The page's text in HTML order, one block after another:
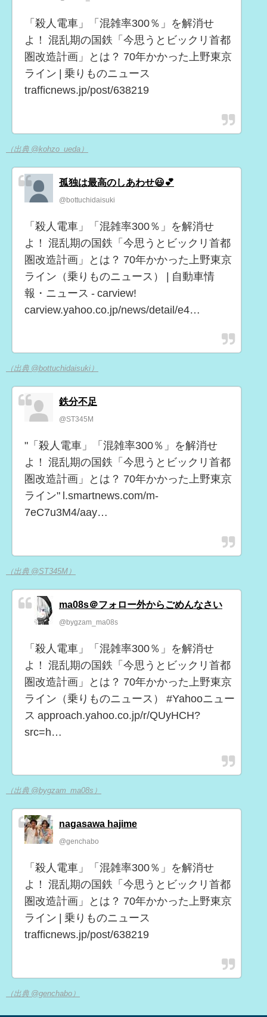
「殺人電車」「混雑率300％」を解消せ
よ！ 混乱期の国鉄「今思うとビックリ首都
圏改造計画」とは？ 70年かかった上野東京
ライン | 乗りものニュース
trafficnews.jp/post/638219
（出典 @kohzo_ueda）
孤独は最高のしあわせ😃💕
@bottuchidaisuki
「殺人電車」「混雑率300％」を解消せ
よ！ 混乱期の国鉄「今思うとビックリ首都
圏改造計画」とは？ 70年かかった上野東京
ライン（乗りものニュース） | 自動車情
報・ニュース - carview!
carview.yahoo.co.jp/news/detail/e4…
（出典 @bottuchidaisuki）
鉄分不足
@ST345M
"「殺人電車」「混雑率300％」を解消せ
よ！ 混乱期の国鉄「今思うとビックリ首都
圏改造計画」とは？ 70年かかった上野東京
ライン" l.smartnews.com/m-
7eC7u3M4/aay…
（出典 @ST345M）
ma08s＠フォロー外からごめんなさい
@bygzam_ma08s
「殺人電車」「混雑率300％」を解消せ
よ！ 混乱期の国鉄「今思うとビックリ首都
圏改造計画」とは？ 70年かかった上野東京
ライン（乗りものニュース） #Yahooニュー
ス approach.yahoo.co.jp/r/QUyHCH?
src=h…
（出典 @bygzam_ma08s）
nagasawa hajime
@genchabo
「殺人電車」「混雑率300％」を解消せ
よ！ 混乱期の国鉄「今思うとビックリ首都
圏改造計画」とは？ 70年かかった上野東京
ライン | 乗りものニュース
trafficnews.jp/post/638219
（出典 @genchabo）